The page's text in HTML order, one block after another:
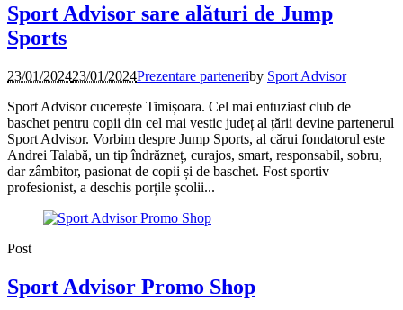
Sport Advisor sare alături de Jump
Sports
23/01/202423/01/2024Prezentare parteneriby Sport Advisor
Sport Advisor cucerește Timișoara. Cel mai entuziast club de
baschet pentru copii din cel mai vestic județ al țării devine partenerul
Sport Advisor. Vorbim despre Jump Sports, al cărui fondatorul este
Andrei Talabă, un tip îndrăzneț, curajos, smart, responsabil, sobru,
dar zâmbitor, pasionat de copii și de baschet. Fost sportiv
profesionist, a deschis porțile școlii...
Post
Sport Advisor Promo Shop